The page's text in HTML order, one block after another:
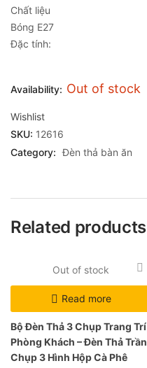
Chất liệu
Bóng E27
Đặc tính:
Availability: Out of stock
Wishlist
SKU: 12616
Category: Đèn thả bàn ăn
Related products
Out of stock
Read more
Bộ Đèn Thả 3 Chụp Trang Trí
Phòng Khách – Đèn Thả Trần
Chụp 3 Hình Hộp Cà Phê